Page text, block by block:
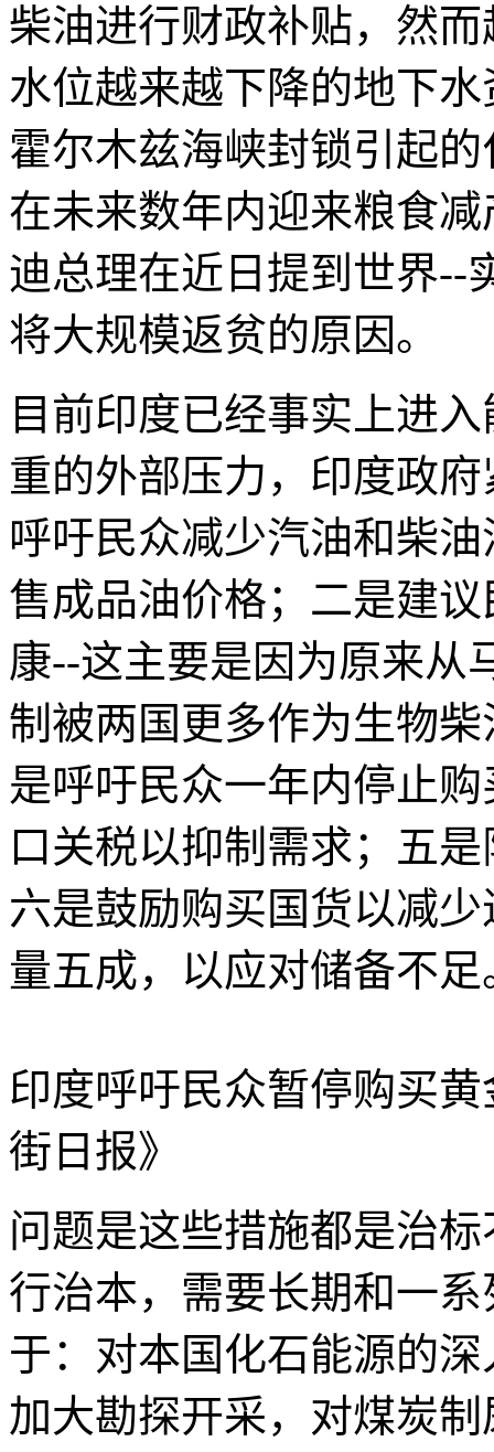
柴油进行财政补贴，然
水位越来越下降的地下
霍尔木兹海峡封锁引起
在未来数年内迎来粮食
迪总理在近日提到世界--
将大规模返贫的原因。
目前印度已经事实上进
重的外部压力，印度政
呼吁民众减少汽油和柴
售成品油价格；二是建
康--这主要是因为原来从
制被两国更多作为生物
是呼吁民众一年内停止
口关税以抑制需求；五
六是鼓励购买国货以减
量五成，以应对储备不足
印度呼吁民众暂停购买
街日报》
问题是这些措施都是治
行治本，需要长期和一
于：对本国化石能源的
加大勘探开采，对煤炭